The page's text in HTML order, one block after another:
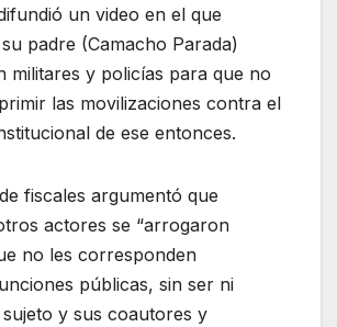
un video en el que
padre (Camacho Parada)
militares y policías para que no
las movilizaciones contra el
de ese entonces.
fiscales argumentó que
actores se “arrogaron
no les corresponden
públicas, sin ser ni
sujeto y sus coautores y